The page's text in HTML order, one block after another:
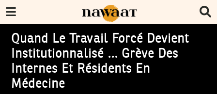
Quand Le Travail Forcé Devient
Institutionnalisé … Grève Des
Internes Et Résidents En
Médecine